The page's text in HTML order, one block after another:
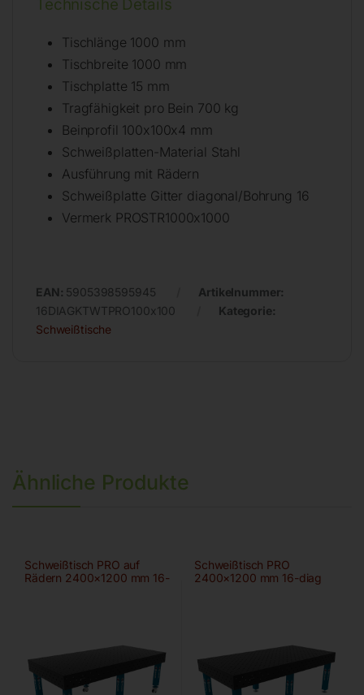
Technische Details
Tischlänge 1000 mm
Tischbreite 1000 mm
Tischplatte 15 mm
Tragfähigkeit pro Bein 700 kg
Beinprofil 100x100x4 mm
Schweißplatten-Material Stahl
Ausführung mit Rädern
Schweißplatte Gitter diagonal/Bohrung 16
Vermerk PROSTR1000x1000
EAN: 5905398595945
Artikelnummer:
16DIAGKTWTPRO100x100
Kategorie:
Schweißtische
Ähnliche Produkte
Schweißtisch PRO auf
Rädern 2400×1200 mm 16-
Schweißtisch PRO
2400×1200 mm 16-diag